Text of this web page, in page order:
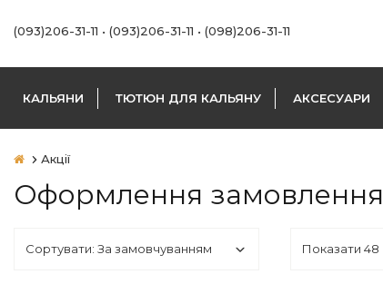
(093)206-31-11 • (093)206-31-11 • (098)206-31-11
КАЛЬЯНИ ТЮТЮН ДЛЯ КАЛЬЯНУ АКСЕСУАРИ
Акції
Оформлення замовлення